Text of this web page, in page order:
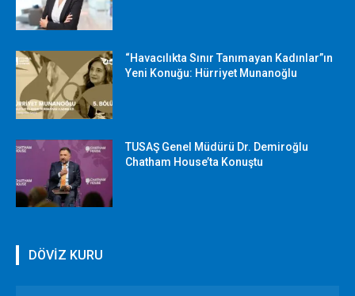
“Havacılıkta Sınır Tanımayan Kadınlar”ın
Yeni Konuğu: Hürriyet Munanoğlu
TUSAŞ Genel Müdürü Dr. Demiroğlu
Chatham House’ta Konuştu
DÖVİZ KURU